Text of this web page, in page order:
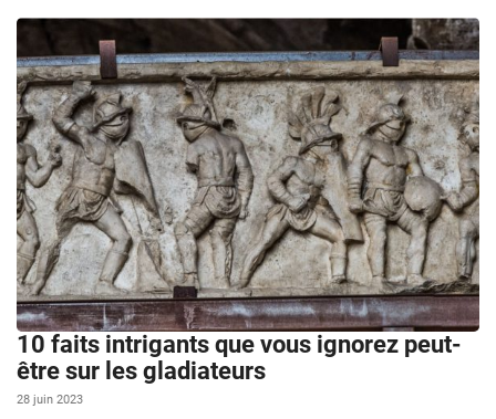
10 faits intrigants que vous ignorez peut-
être sur les gladiateurs
28 juin 2023